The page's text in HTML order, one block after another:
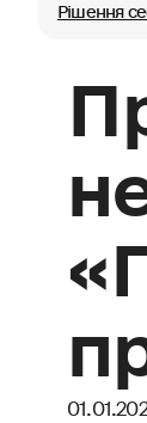
Рішення